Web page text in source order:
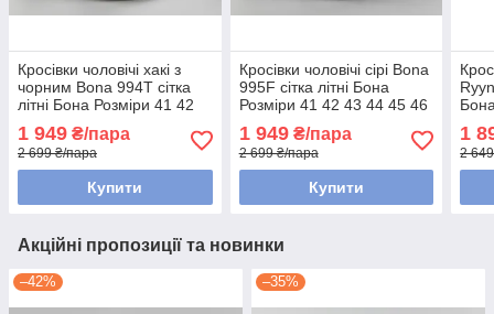
Кросівки чоловічі хакі з
чорним Bona 994T сітка
літні Бона Розміри 41 42
1 949 ₴/пара
2 699 ₴/пара
Купити
Кросівки чоловічі сірі Bona
995F сітка літні Бона
Розміри 41 42 43 44 45 46
1 949₴/пара
2 699 ₴/пара
Купити
1
2
Акційні пропозиції та новинки
–42% –35%